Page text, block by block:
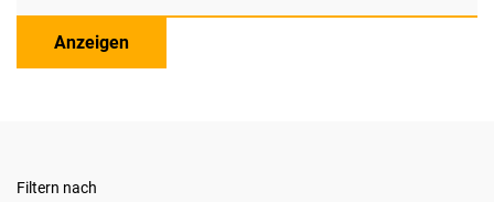
Anzeigen
Filtern nach